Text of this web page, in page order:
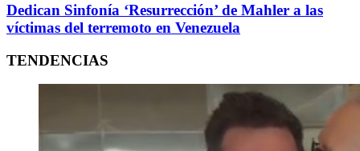
Dedican Sinfonía ‘Resurrección’ de Mahler a las
víctimas del terremoto en Venezuela
TENDENCIAS